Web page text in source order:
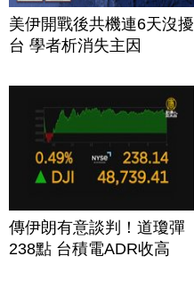
美伊開戰後共機連6天沒擾
台 學者析消失主因
傳伊朗有意談判！道瓊彈
238點 台積電ADR收高